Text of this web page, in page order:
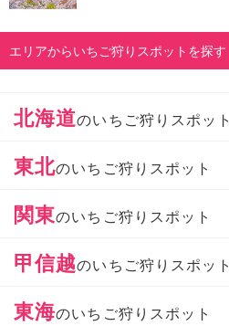
エリアからいちご狩りスポットを探す
北海道のいちご狩りスポット
東北のいちご狩りスポット
関東のいちご狩りスポット
甲信越のいちご狩りスポット
東海のいちご狩りスポット